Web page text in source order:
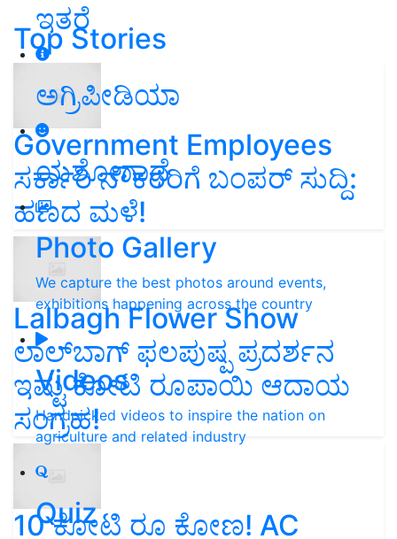
ಇತರೆ
ಅಗ್ರಿಪೀಡಿಯಾ
ಯಶೋಗಾಥೆ
Photo Gallery
We capture the best photos around events,
exhibitions happening across the country
Videos
Handpicked videos to inspire the nation on
agriculture and related industry
Quiz
Top Stories
Government Employees
ಸರ್ಕಾರಿ ನೌಕರರಿಗೆ ಬಂಪರ್‌ ಸುದ್ದಿ:
ಹಣದ ಮಳೆ!
Lalbagh Flower Show
ಲಾಲ್‌ಬಾಗ್ ಫಲಪುಷ್ಪ ಪ್ರದರ್ಶನ
ಇಷ್ಟು ಕೋಟಿ ರೂಪಾಯಿ ಆದಾಯ
ಸಂಗ್ರಹ!
10 ಕೋಟಿ ರೂ ಕೋಣ! AC